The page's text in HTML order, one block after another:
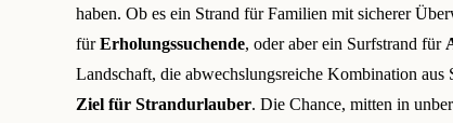
haben. Ob es ein Strand für Familien mit sicherer
fürErholungssuchende, oder aber ein Surfstrand für
Landschaft, die abwechslungsreiche Kombination aus
Ziel für Strandurlauber. Die Chance, mitten in